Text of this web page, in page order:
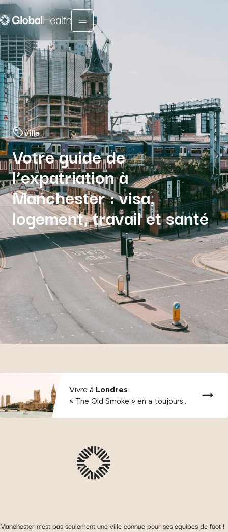
Menu fermé
ville
Votre guide de
l’expatriation à
Manchester : visa,
logement, travail et santé
Vivre à Londres
« The Old Smoke » en a toujours...
Manchester n’est pas seulement une ville connue pour ses équipes de foot !